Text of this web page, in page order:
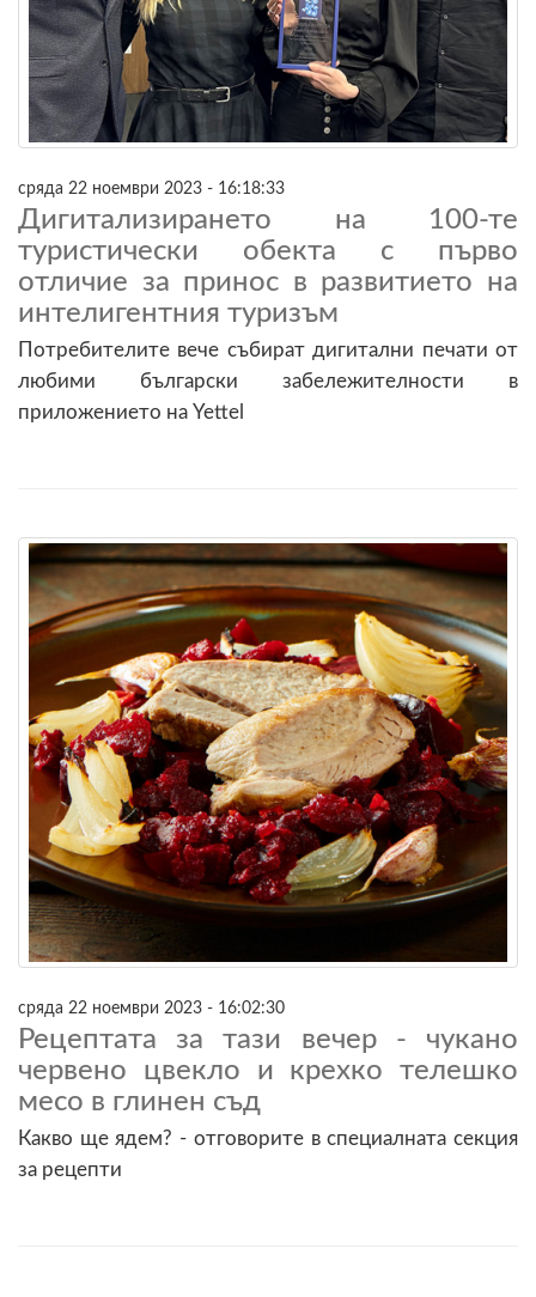
сряда 22 ноември 2023 - 16:18:33
Дигитализирането на 100-те
туристически обекта с първо
отличие за принос в развитието на
интелигентния туризъм
Потребителите вече събират дигитални печати от
любими български забележителности в
приложението на Yettel
сряда 22 ноември 2023 - 16:02:30
Рецептата за тази вечер - чукано
червено цвекло и крехко телешко
месо в глинен съд
Какво ще ядем? - отговорите в специалната секция
за рецепти